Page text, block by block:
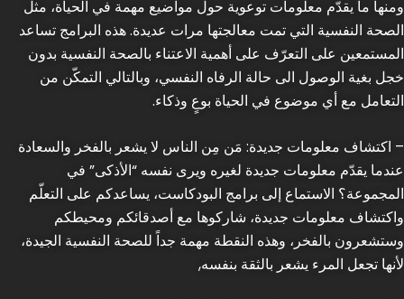
ومنها ما يقدّم معلومات توعوية حول مواضيع مهمة في الحياة، مثل
الصحة النفسية التي تمت معالجتها مرات عديدة. هذه البرامج تساعد
المستمعين على التعرّف على أهمية الاعتناء بالصحة النفسية بدون
خجل بغية الوصول الى حالة الرفاه النفسي، وبالتالي التمكّن من
التعامل مع أي موضوع في الحياة بوعٍ وذكاء.
– اكتشاف معلومات جديدة: مَن مِن الناس لا يشعر بالفخر والسعادة
عندما يقدّم معلومات جديدة لغيره ويرى نفسه “الأذكى” في
المجموعة؟ الاستماع إلى برامج البودكاست، يساعدكم على التعلّم
واكتشاف معلومات جديدة، شاركوها مع أصدقائكم ومحيطكم
وستشعرون بالفخر، وهذه النقطة مهمة جداً للصحة النفسية الجيدة،
لأنها تجعل المرء يشعر بالثقة بنفسه,